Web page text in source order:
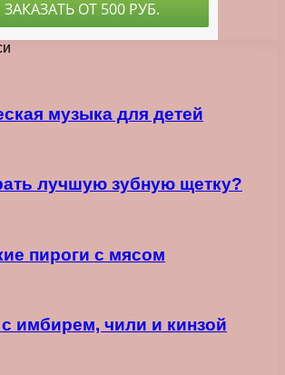
музыка для детей
лучшую зубную щетку?
пироги с мясом
имбирем, чили и кинзой